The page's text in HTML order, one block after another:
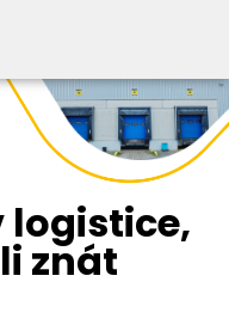
logistice,
znát